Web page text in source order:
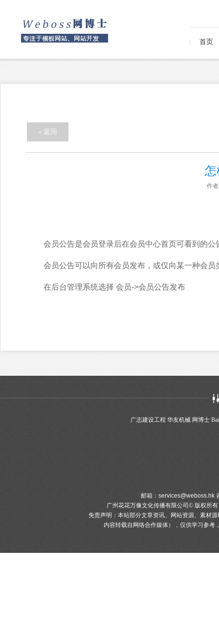
首页
« 返回
怎
作
会员公告是会员登录后在会员中心首页可看到的公
会员公告可以向所有会员发布，或仅向某一种会员
在后台管理系统选择 会员->会员公告发布
广志建设工程 华友机械 网博士
邮箱： services@weboss.hk
广州花花万像文化传播有限公司© 版权所有
免责声明：本站部分文章资讯、网站资源、素材
内容转载自网络合作媒体），仅供学习参